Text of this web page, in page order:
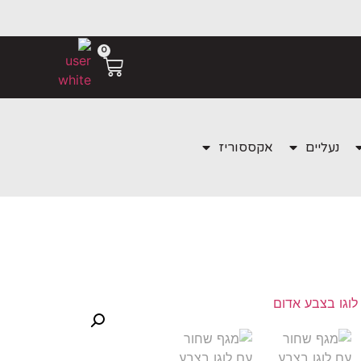
0
נעליים אקססוריז